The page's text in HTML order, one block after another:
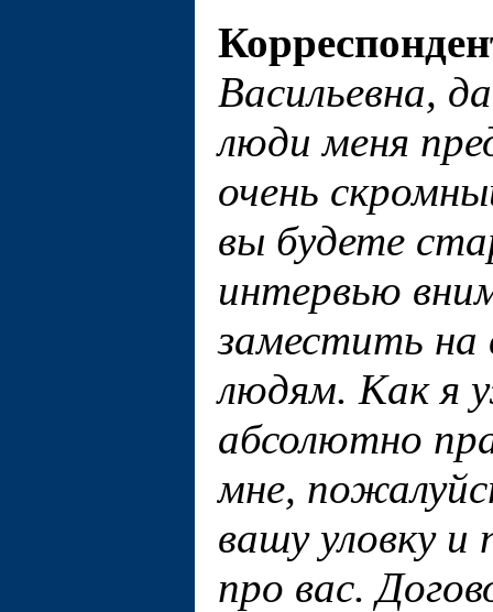
Васильевна,
люди меня
очень
вы будете
интервью
заместить на
людям. Как я
абсолютно
мне,
вашу уловку и
про вас.